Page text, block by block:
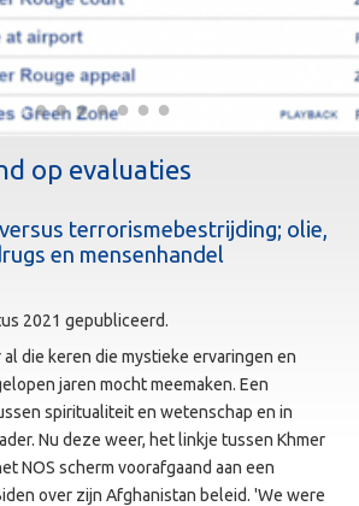
● ● ● ● ● ● ● ●
op evaluaties
terrorismebestrijding; olie,
en mensenhandel
2021 gepubliceerd.
die keren die mystieke ervaringen en
jaren mocht meemaken. Een
spiritualiteit en wetenschap en in
Nu deze weer, het linkje tussen Khmer
NOS scherm voorafgaand aan een
over zijn Afghanistan beleid. 'We were